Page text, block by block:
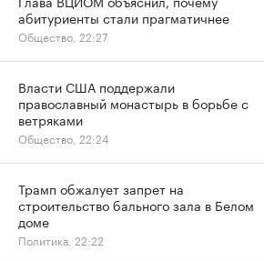
абитуриенты стали прагматичнее
Общество, 22:27
Власти США поддержали
православный монастырь в борьбе с
ветряками
Общество, 22:24
Трамп обжалует запрет на
строительство бального зала в Белом
доме
Политика, 22:22